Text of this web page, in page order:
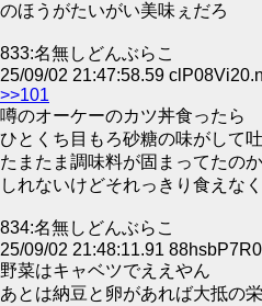
のほうがたいがい美味ぇだろ
833:名無しどんぶらこ
25/09/02 21:47:58.59
>>101
噂のオーケーのカツ丼食ったら
ひとくち目もろ砂糖の味がして
たまたま調味料が固まってたの
しれないけどそれっきり食えな
834:名無しどんぶらこ
25/09/02 21:48:11.91
野菜はキャベツでええやん
あとは納豆と卵があれば大抵の